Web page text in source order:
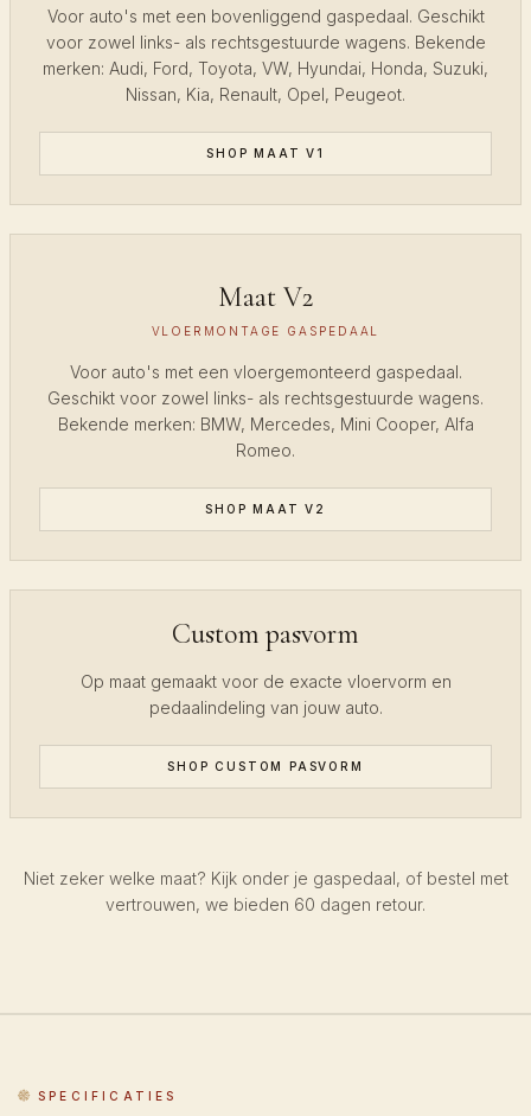
Voor auto's met een bovenliggend gaspedaal. Geschikt
voor zowel links- als rechtsgestuurde wagens. Bekende
merken: Audi, Ford, Toyota, VW, Hyundai, Honda, Suzuki,
Nissan, Kia, Renault, Opel, Peugeot.
SHOP MAAT V1
Maat V2
VLOERMONTAGE GASPEDAAL
Voor auto's met een vloergemonteerd gaspedaal.
Geschikt voor zowel links- als rechtsgestuurde wagens.
Bekende merken: BMW, Mercedes, Mini Cooper, Alfa
Romeo.
SHOP MAAT V2
Custom pasvorm
Op maat gemaakt voor de exacte vloervorm en
pedaalindeling van jouw auto.
SHOP CUSTOM PASVORM
Niet zeker welke maat? Kijk onder je gaspedaal, of bestel met
vertrouwen, we bieden 60 dagen retour.
SPECIFICATIES